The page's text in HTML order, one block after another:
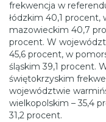
frekwencja w
łódzkim 40,1 procent,
mazowieckim 40,7
procent. W
45,6 procent, w
śląskim 39,1 procent.
świętokrzyskim
województwie
wielkopolskim – 35,4
31,2 procent.